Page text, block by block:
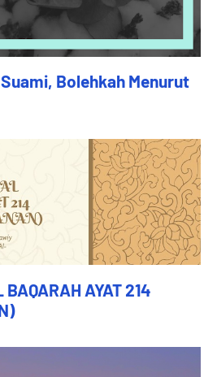
Bolehkah Menurut
AYAT 214